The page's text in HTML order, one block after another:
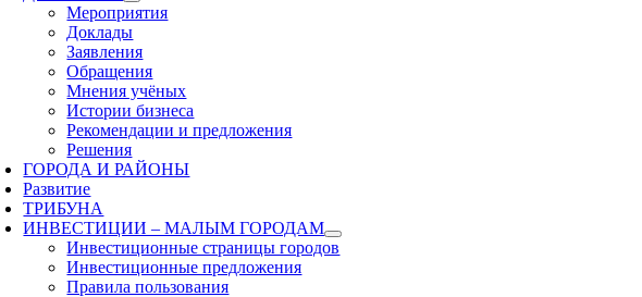
Мероприятия
Доклады
Заявления
Обращения
Мнения учёных
Истории бизнеса
Рекомендации и предложения
Решения
ГОРОДА И РАЙОНЫ
Развитие
ТРИБУНА
ИНВЕСТИЦИИ – МАЛЫМ ГОРОДАМ
Инвестиционные страницы городов
Инвестиционные предложения
Правила пользования